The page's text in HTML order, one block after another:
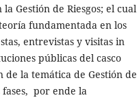
Gestión de Riesgos; el cual
fundamentada en los
entrevistas y visitas in
públicas del casco
la temática de Gestión de
fases, por ende la